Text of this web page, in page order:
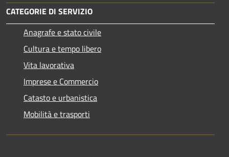
CATEGORIE DI SERVIZIO
Anagrafe e stato civile
Cultura e tempo libero
Vita lavorativa
Imprese e Commercio
Catasto e urbanistica
Mobilità e trasporti